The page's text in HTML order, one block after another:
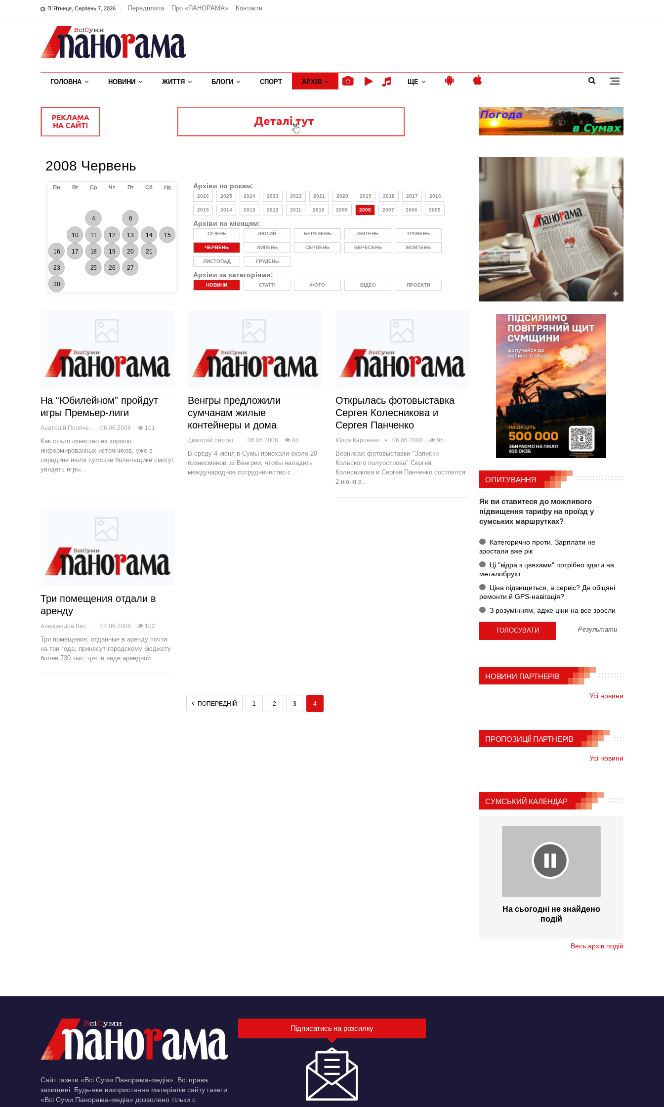
П`ятниця, Серпень 7, 2026 Передплата Про «ПАНОРАМА» Контакти
ГОЛОВНА НОВИНИ ЖИТТЯ БЛОГИ СПОРТ АРХІВ ЩЕ
2008 Червень
Пн Вт Ср Чт Пт Сб Нд
4 6
10 11 12 13 14 15
16 17 18 19 20 21
23 25 26 27
30
Архіви по рокам:
2026 2025 2024 2023 2022 2021 2020 2019 2018 2017 2016
2015 2014 2013 2012 2011 2010 2009 2008 2007 2006 2005
Архіви по місяцям:
СІЧЕНЬ ЛЮТИЙ БЕРЕЗЕНЬ КВІТЕНЬ ТРАВЕНЬ
ЧЕРВЕНЬ ЛИПЕНЬ СЕРПЕНЬ ВЕРЕСЕНЬ ЖОВТЕНЬ
ЛИСТОПАД ГРУДЕНЬ
Архіви за категоріями:
НОВИНИ СТАТТІ ФОТО ВІДЕО ПРОЕКТИ
На “Юбилейном” пройдут
игры Премьер-лиги
Анатолій Поляченко 06.06.2008 101
Как стало известно из хорошо
информированных источников, уже в
середине июля сумские болельщики смогут
увидеть игры…
Венгры предложили
сумчанам жилые
контейнеры и дома
Дмитрий Литовченко 06.06.2008 88
В среду 4 июня в Сумы приехали около 20
бизнесменов из Венгрии, чтобы наладить
международное сотрудничество с…
Открылась фотовыставка
Сергея Колесникова и
Сергея Панченко
Юлия Карпенко 06.06.2008 95
Вернисаж фотовыставки "Записки
Кольского полуострова" Сергея
Колесникова и Сергея Панченко состоялся
2 июня в…
Три помещения отдали в
аренду
Александра Веснич 04.06.2008 102
Три помещения, отданные в аренду почти
на три года, принесут городскому бюджету
более 730 тыс. грн. в виде арендной…
ПОПЕРЕДНІЙ 1 2 3 4
ОПИТУВАННЯ
Як ви ставитеся до можливого
підвищення тарифу на проїзд у
сумських маршрутках?
Категорично проти. Зарплати не
зростали вже рік
Ці "відра з цвяхами" потрібно здати на
металобрухт
Ціна підвищиться, а сервіс? Де обіцяні
ремонти й GPS-навігація?
З розумінням, адже ціни на все зросли
Результати
НОВИНИ ПАРТНЕРІВ
Усі новини
ПРОПОЗИЦІЇ ПАРТНЕРІВ
Усі новини
СУМСЬКИЙ КАЛЕНДАР
На сьогодні не знайдено
подій
Весь архів подій
Сайт газети «Всі Суми Панорама-медіа». Всі права
захищені. Будь-яке використання матеріалів сайту газети
«Всі Суми Панорама-медіа» дозволено тільки c
Підписатись на розсилку